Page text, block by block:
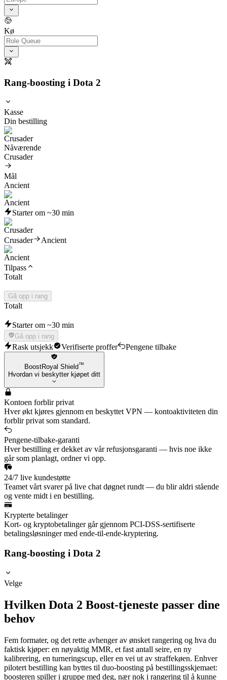
Kø
Rang-boosting i Dota 2
Kasse
Din bestilling
Nåværende
Crusader
Mål
Ancient
Starter om ~30 min
Crusader Ancient
Tilpass
Totalt
Gå opp i rang
Totalt
Starter om ~30 min
Gå opp i rang
Rask utsjekk Verifiserte proffer Pengene tilbake
BoostRoyal Shield™
Hvordan vi beskytter kjøpet ditt
Kontoen forblir privat
Hver økt kjøres gjennom en beskyttet VPN — kontoaktiviteten din
forblir privat som standard.
Pengene-tilbake-garanti
Hver bestilling er dekket av vår refusjonsgaranti — hvis noe ikke
går som planlagt, ordner vi opp.
24/7 live kundestøtte
Teamet vårt svarer på live chat døgnet rundt — du blir aldri stående
og vente midt i en bestilling.
Krypterte betalinger
Kort- og kryptobetalinger går gjennom PCI-DSS-sertifiserte
betalingsløsninger med ende-til-ende-kryptering.
Rang-boosting i Dota 2
Velge
Hvilken Dota 2 Boost-tjeneste passer dine
behov
Fem formater, og det rette avhenger av ønsket rangering og hva du
faktisk kjøper: en nøyaktig MMR, et fast antall seire, en ny
kalibrering, en turneringscup, eller en vei ut av straffekøen. Enhver
pilotert bestilling kan byttes til duo-boosting på bestillingsskjemaet:
boosteren spiller i gruppe med deg, nær nok i rangering til å kunne